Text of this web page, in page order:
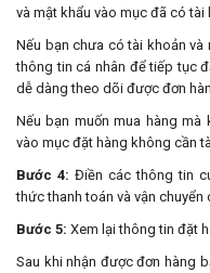
và mật khẩu vào mục đã có tài
Nếu bạn chưa có tài khoản
thông tin cá nhân để tiếp tục
dễ dàng theo dõi được đơn
Nếu bạn muốn mua hàng
vào mục đặt hàng không cần
Bước 4: Điền các thông tin
thức thanh toán và vận chuyển
Bước 5: Xem lại thông tin đặt
Sau khi nhận được đơn hàng